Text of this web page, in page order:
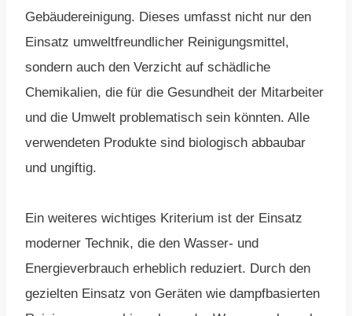
Gebäudereinigung. Dieses umfasst nicht nur den
Einsatz umweltfreundlicher Reinigungsmittel,
sondern auch den Verzicht auf schädliche
Chemikalien, die für die Gesundheit der Mitarbeiter
und die Umwelt problematisch sein könnten. Alle
verwendeten Produkte sind biologisch abbaubar
und ungiftig.
Ein weiteres wichtiges Kriterium ist der Einsatz
moderner Technik, die den Wasser- und
Energieverbrauch erheblich reduziert. Durch den
gezielten Einsatz von Geräten wie dampfbasierten